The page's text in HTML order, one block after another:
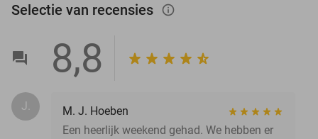
Selectie van recensies info_outlined
8,8
J.
M. J. Hoeben
Een heerlijk weekend gehad. We hebben er